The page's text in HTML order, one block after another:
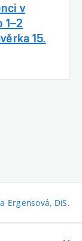
v
15.
Ergensová, DiS.